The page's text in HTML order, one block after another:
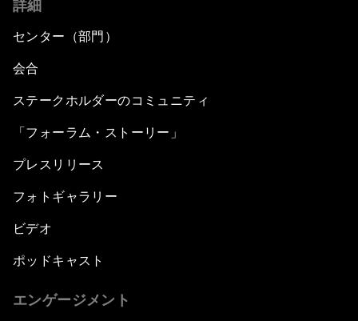
詳細
センター（部門）
会合
ステークホルダーのコミュニティ
「フォーラム・ストーリー」
プレスリリース
フォトギャラリー
ビデオ
ポッドキャスト
エンゲージメント